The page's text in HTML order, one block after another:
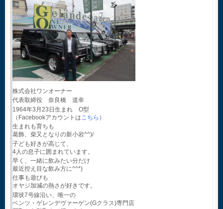
株式会社ワンオーナー
代表取締役 奈良橋 道幸
1964年3月23日生まれ O型
（Facebookアカウントはこちら ）
生まれも育ちも
葛飾、柴又となりの新小岩^^)/
子ども好きが高じて、
4人の息子に囲まれています。
早く、一緒に飲みたい分だけ
最近控え目な飲み方に^^*)
仕事も遊びも
オヤジ加減の熱さが好きです。
環状7号線沿い、唯一の
ベンツ・ゲレンデヴァーゲン(Gクラス)専門店